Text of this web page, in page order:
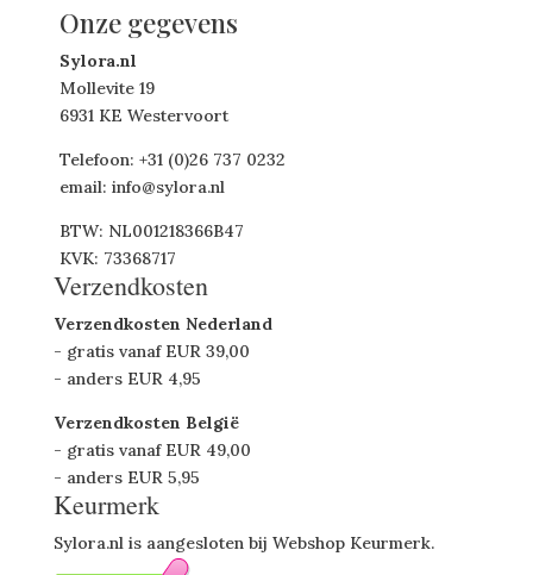
Onze gegevens
Sylora.nl
Mollevite 19
6931 KE Westervoort
Telefoon: +31 (0)26 737 0232
email: info@sylora.nl
BTW: NL001218366B47
KVK: 73368717
Verzendkosten
Verzendkosten Nederland
- gratis vanaf EUR 39,00
- anders EUR 4,95
Verzendkosten België
- gratis vanaf EUR 49,00
- anders EUR 5,95
Keurmerk
Sylora.nl is aangesloten bij Webshop Keurmerk.